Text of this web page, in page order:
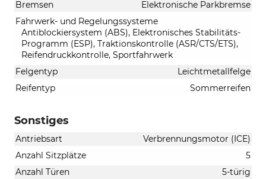
Bremsen
Elektronische Parkbremse
Fahrwerk- und Regelungssysteme
Antiblockiersystem (ABS), Elektronisches Stabilitäts-
Programm (ESP), Traktionskontrolle (ASR/CTS/ETS),
Reifendruckkontrolle, Sportfahrwerk
Felgentyp
Leichtmetallfelge
Reifentyp
Sommerreifen
Sonstiges
Antriebsart
Verbrennungsmotor (ICE)
Anzahl Sitzplätze
5
Anzahl Türen
5-türig